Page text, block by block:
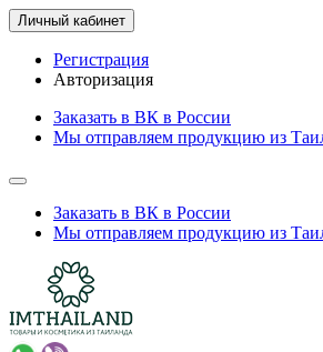
Личный кабинет
Регистрация
Авторизация
Заказать в ВК в России
Мы отправляем продукцию из
Заказать в ВК в России
Мы отправляем продукцию из